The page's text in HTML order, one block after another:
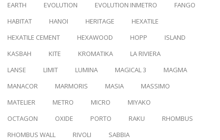
EARTH
EVOLUTION EVOLUTION INMETRO
FANGO
HABITAT
HANOI HERITAGE
HEXATILE
HEXATILE CEMENT
HEXAWOOD HOPP
ISLAND
KASBAH
KITE KROMATIKA
LA RIVIERA
LANSE
LIMIT LUMINA MAGICAL 3
MAGMA
MANACOR
MARMORIS MASIA
MASSIMO
MATELIER
METRO MICRO
MIYAKO
OCTAGON
OXIDE PORTO RAKU
RHOMBUS
RHOMBUS WALL
RIVOLI
SABBIA